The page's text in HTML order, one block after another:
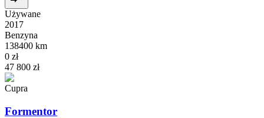
Używane
2017
Benzyna
138400 km
0 zł
47 800 zł
Cupra
Formentor